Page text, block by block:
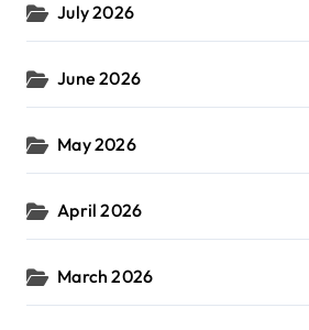
July 2026
June 2026
May 2026
April 2026
March 2026